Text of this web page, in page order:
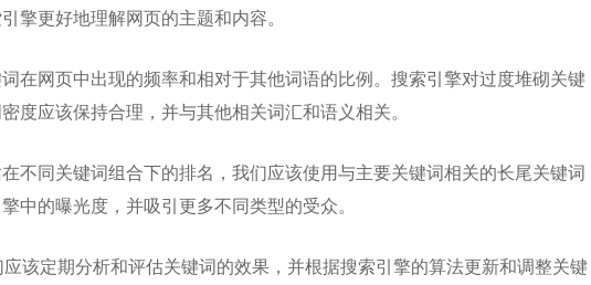
擎更好地理解网页的主题和内容。
在网页中出现的频率和相对于其他词语的比例。搜索引擎对过度堆砌关键
度应该保持合理，并与其他相关词汇和语义相关。
不同关键词组合下的排名，我们应该使用与主要关键词相关的长尾关键词
中的曝光度，并吸引更多不同类型的受众。
该定期分析和评估关键词的效果，并根据搜索引擎的算法更新和调整关键